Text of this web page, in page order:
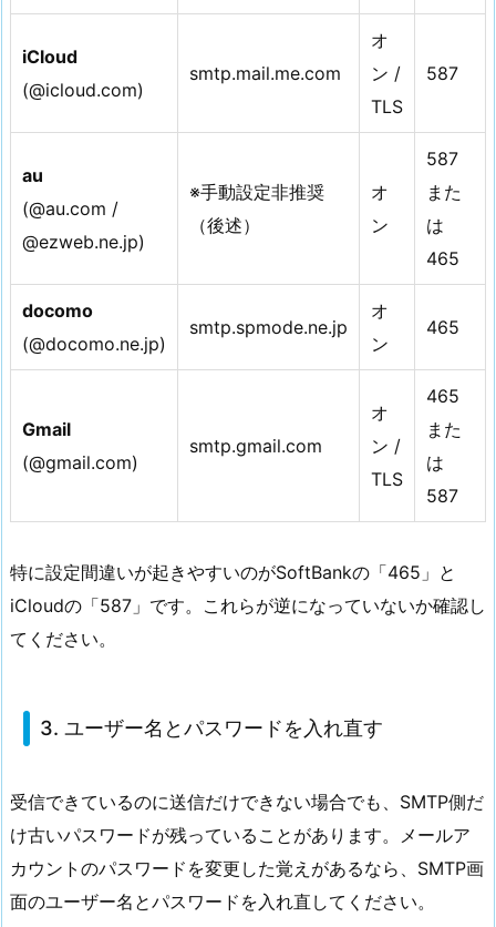
iCloud
(@icloud.com)
smtp.mail.me.com
オ
ン /
TLS
587
au
(@au.com /
@ezweb.ne.jp)
※手動設定非推奨
（後述）
オ
ン
587
また
は
465
docomo
(@docomo.ne.jp)
smtp.spmode.ne.jp
オ
ン
465
Gmail
(@gmail.com)
smtp.gmail.com
オ
ン /
TLS
465
また
は
587
特に設定間違いが起きやすいのがSoftBankの「465」と
iCloudの「587」です。これらが逆になっていないか確認し
てください。
3. ユーザー名とパスワードを入れ直す
受信できているのに送信だけできない場合でも、SMTP側だ
け古いパスワードが残っていることがあります。メールア
カウントのパスワードを変更した覚えがあるなら、SMTP画
面のユーザー名とパスワードを入れ直してください。